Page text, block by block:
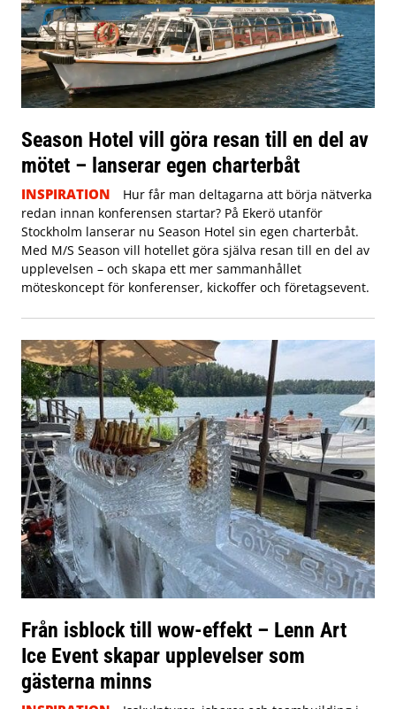
Season Hotel vill göra resan till en del av
mötet – lanserar egen charterbåt
INSPIRATION
Hur får man deltagarna att börja nätverka
redan innan konferensen startar? På Ekerö utanför
Stockholm lanserar nu Season Hotel sin egen charterbåt.
Med M/S Season vill hotellet göra själva resan till en del av
upplevelsen – och skapa ett mer sammanhållet
möteskoncept för konferenser, kickoffer och företagsevent.
Från isblock till wow-effekt – Lenn Art
Ice Event skapar upplevelser som
gästerna minns